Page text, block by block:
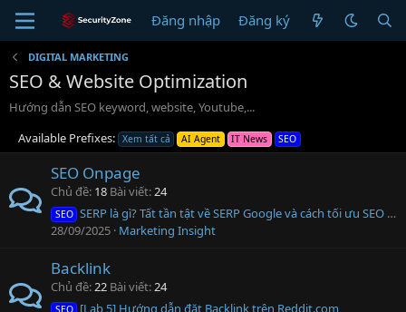
Đăng nhập Đăng ký
DIGITAL MARKETING
SEO & Website Optimization
Hướng dẫn SEO keyword, website, Youtube,...
Available Prefixes: Xem tất cả AI Agent IT News SEO
SEO Onpage
Chủ đề 18 Bài viết 24
SEO SERP là gì? Tất tần tật về SERP Google và cách tối ưu SEO hiệu quả
28/09/2025 Marketing Insight
Backlink
Chủ đề 22 Bài viết 24
SEO [Lab 5] Hướng dẫn đặt Backlink trên Reddit.com